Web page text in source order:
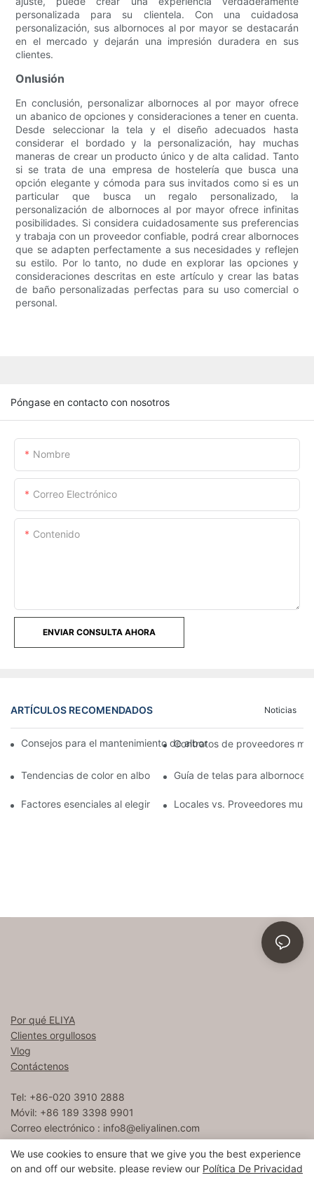
personalizada para su clientela. Con una cuidadosa
personalización, sus albornoces al por mayor se destacarán
en el mercado y dejarán una impresión duradera en sus
clientes.
Onlusión
En conclusión, personalizar albornoces al por mayor ofrece
un abanico de opciones y consideraciones a tener en cuenta.
Desde seleccionar la tela y el diseño adecuados hasta
considerar el bordado y la personalización, hay muchas
maneras de crear un producto único y de alta calidad. Tanto
si se trata de una empresa de hostelería que busca una
opción elegante y cómoda para sus invitados como si es un
particular que busca un regalo personalizado, la
personalización de albornoces al por mayor ofrece infinitas
posibilidades. Si considera cuidadosamente sus preferencias
y trabaja con un proveedor confiable, podrá crear albornoces
que se adapten perfectamente a sus necesidades y reflejen
su estilo. Por lo tanto, no dude en explorar las opciones y
consideraciones descritas en este artículo y crear las batas
de baño personalizadas perfectas para su uso comercial o
personal.
Póngase en contacto con nosotros
Nombre
Correo Electrónico
Contenido
ENVIAR CONSULTA AHORA
ARTÍCULOS RECOMENDADOS Noticias
Consejos para el mantenimiento de albornoces para equipos
Contratos de proveedores
Tendencias de color en albornoces al por mayor: estiliza tu
Guía de telas para
Factores esenciales al elegir proveedores de albornoces al por
Locales vs. Proveedores
Por qué ELIYA
Clientes orgullosos
Vlog
Contáctenos
Tel: +86-020 3910 2888
Móvil: +86 189 3398 9901
Correo electrónico : info8@eliyalinen.com
We use cookies to ensure that we give you the best experience
on and off our website. please review our Política De Privacidad